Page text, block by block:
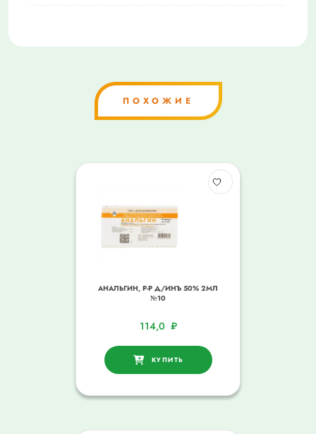
ПОХОЖИЕ
АНАЛЬГИН, Р-Р Д/ИНЪ 50% 2МЛ
№10
114,0 ₽
КУПИТЬ